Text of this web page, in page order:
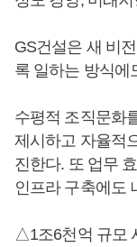
GS건설은 새 비
록 일하는 방식에
수평적 조직문화
제시하고 자율적
진한다. 또 업무
인프라 구축에도
△1조6천억 규모